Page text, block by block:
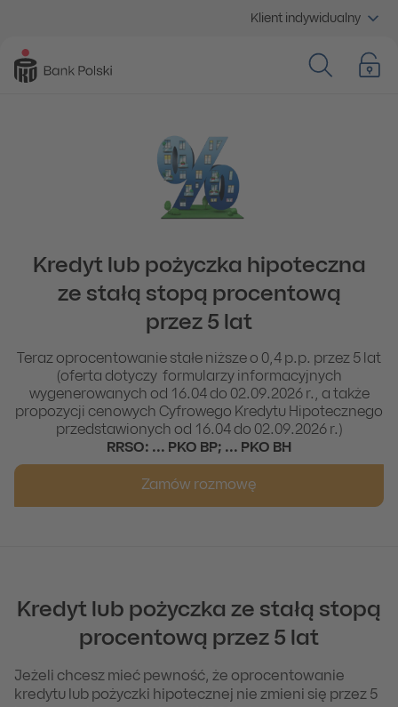
Klient indywidualny
Kredyt lub pożyczka hipoteczna
ze stałą stopą procentową
przez 5 lat
Teraz oprocentowanie stałe niższe o 0,4 p.p. przez 5 lat
(oferta dotyczy formularzy informacyjnych
wygenerowanych od 16.04 do 02.09.2026 r., a także
propozycji cenowych Cyfrowego Kredytu Hipotecznego
przedstawionych od 16.04 do 02.09.2026 r.)
RRSO: ... PKO BP; ... PKO BH
Zamów rozmowę
Kredyt lub pożyczka ze stałą stopą
procentową przez 5 lat
Jeżeli chcesz mieć pewność, że oprocentowanie
kredytu lub pożyczki hipotecznej nie zmieni się przez 5